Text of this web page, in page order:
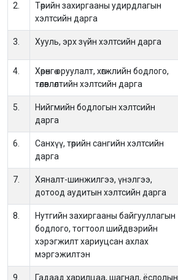
2.
Төрийн захиргааны удирдлагын
хэлтсийн дарга
3. Хууль, эрх зүйн хэлтсийн дарга
4.
Хөрөнгө оруулалт, хөгжлийн бодлого,
төлөвлөлтийн хэлтсийн дарга
5.
Нийгмийн бодлогын хэлтсийн
дарга
6.
Санхүү, төрийн сангийн хэлтсийн
дарга
7.
Хяналт-шинжилгээ, үнэлгээ,
дотоод аудитын хэлтсийн дарга
8.
Нутгийн захиргааны байгууллагын
бодлого, тогтоол шийдвэрийн
хэрэгжилт хариуцсан ахлах
мэргэжилтэн
9.
Гадаад харилцаа, шагнал, ёслолын